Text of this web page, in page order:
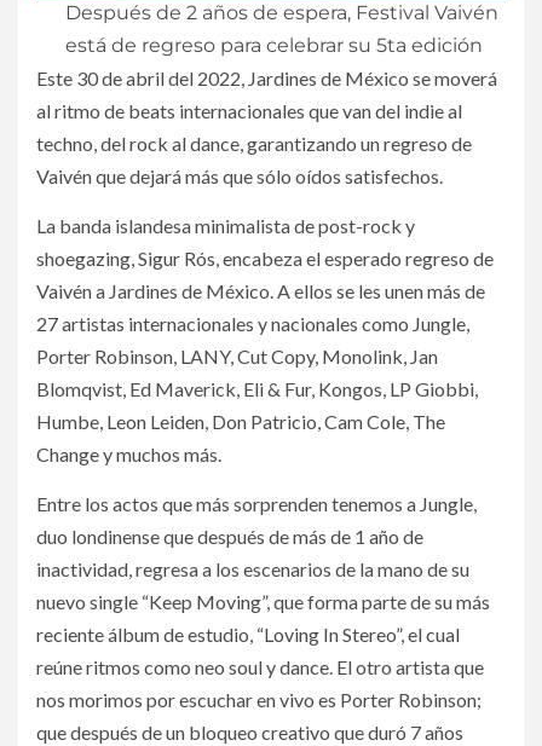
Después de 2 años de espera, Festival Vaivén
está de regreso para celebrar su 5ta edición
Este 30 de abril del 2022, Jardines de México se moverá
al ritmo de beats internacionales que van del indie al
techno, del rock al dance, garantizando un regreso de
Vaivén que dejará más que sólo oídos satisfechos.
La banda islandesa minimalista de post-rock y
shoegazing, Sigur Rós, encabeza el esperado regreso de
Vaivén a Jardines de México. A ellos se les unen más de
27 artistas internacionales y nacionales como Jungle,
Porter Robinson, LANY, Cut Copy, Monolink, Jan
Blomqvist, Ed Maverick, Eli & Fur, Kongos, LP Giobbi,
Humbe, Leon Leiden, Don Patricio, Cam Cole, The
Change y muchos más.
Entre los actos que más sorprenden tenemos a Jungle,
duo londinense que después de más de 1 año de
inactividad, regresa a los escenarios de la mano de su
nuevo single “Keep Moving”, que forma parte de su más
reciente álbum de estudio, “Loving In Stereo”, el cual
reúne ritmos como neo soul y dance. El otro artista que
nos morimos por escuchar en vivo es Porter Robinson;
que después de un bloqueo creativo que duró 7 años